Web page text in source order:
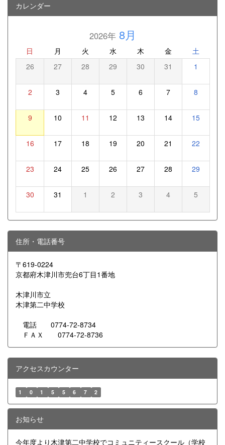
カレンダー
2026年8月
日 月 火 水 木 金 土
26 27 28 29 30 31 1
2 3 4 5 6 7 8
9 10 11 12 13 14 15
16 17 18 19 20 21 22
23 24 25 26 27 28 29
30 31 1 2 3 4 5
住所・電話番号
〒619-0224
京都府木津川市兜台6丁目1番地
木津川市立
木津第二中学校
電話 0774-72-8734
ＦＡＸ 0774-72-8736
アクセスカウンター
1 0 1 5 5 6 7 2
お知らせ
今年度より木津第二中学校でコミュニティースクール（学校